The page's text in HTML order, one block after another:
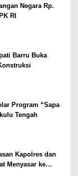
Negara Rp.
RI
Barru Buka
Program “Sapa
Tengah
Kapolres dan
Menyasar ke